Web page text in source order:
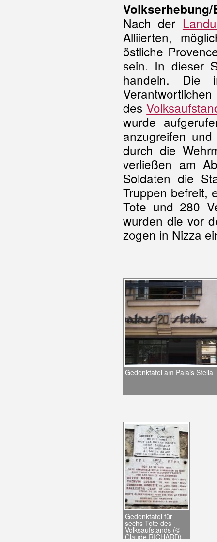
Nach der
Alliierten,
östliche
sein. In dieser
handeln. Die
des
wurde
anzugreifen
durch die
verließen am
Soldaten die
Truppen befreit,
Tote und 280
wurden die vor
zogen in Nizza
Gedenktafel am Palais Stella
Gedenktafel für
sechs Tote des
Volksaufstands (©
Claude RICHARD)